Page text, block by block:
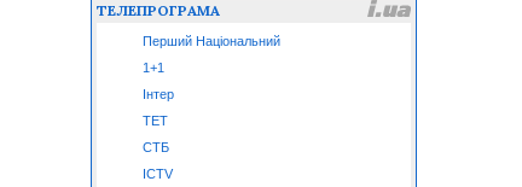
ТЕЛЕПРОГРАМА
Перший Національний
1+1
Інтер
ТЕТ
СТБ
ICTV